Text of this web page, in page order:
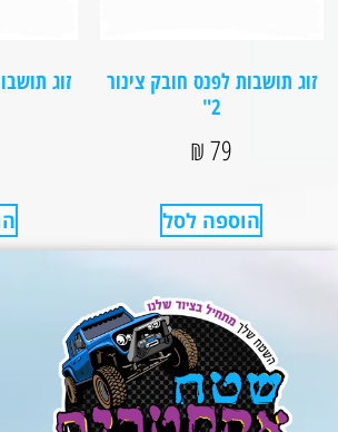
זוג תושבות לפנס חובק צינור
2"
79
₪
הוספה לסל
זוג